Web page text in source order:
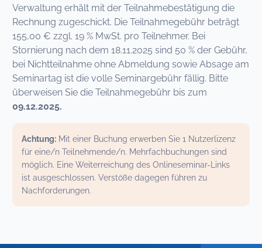
Verwaltung erhält mit der Teilnahmebestätigung die
Rechnung zugeschickt. Die Teilnahmegebühr beträgt
155,00 € zzgl. 19 % MwSt. pro Teilnehmer. Bei
Stornierung nach dem 18.11.2025 sind 50 % der Gebühr,
bei Nichtteilnahme ohne Abmeldung sowie Absage am
Seminartag ist die volle Seminargebühr fällig. Bitte
überweisen Sie die Teilnahmegebühr bis zum
09.12.2025.
Achtung: Mit einer Buchung erwerben Sie 1 Nutzerlizenz
für eine/n Teilnehmende/n. Mehrfachbuchungen sind
möglich. Eine Weiterreichung des Onlineseminar-Links
ist ausgeschlossen. Verstöße dagegen führen zu
Nachforderungen.